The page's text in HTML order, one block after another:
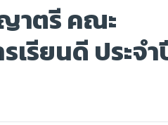
าตรี คณะ
รียนดี ประจำ